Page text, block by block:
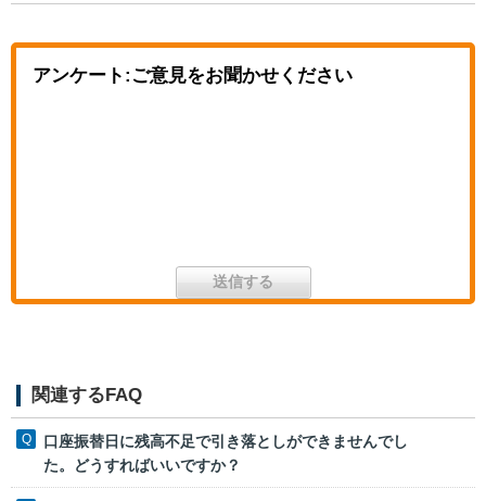
アンケート:ご意見をお聞かせください
関連するFAQ
口座振替日に残高不足で引き落としができませんでし
た。どうすればいいですか？